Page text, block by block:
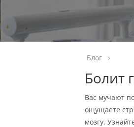
Блог ›
Болит
Вас мучают
ощущаете
мозгу.